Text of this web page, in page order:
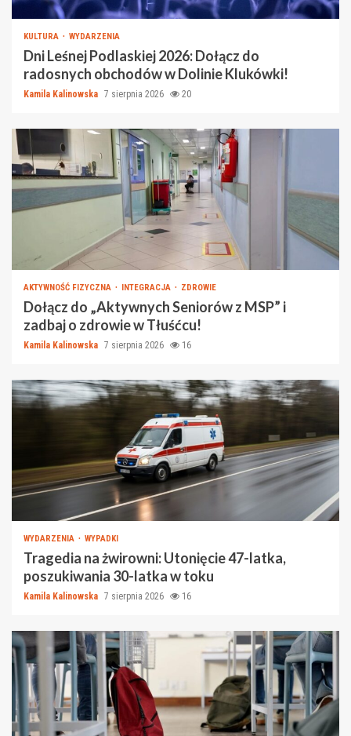
KULTURA WYDARZENIA
Dni Leśnej Podlaskiej 2026: Dołącz do
radosnych obchodów w Dolinie Klukówki!
Kamila Kalinowska 7 sierpnia 2026 20
AKTYWNOŚĆ FIZYCZNA INTEGRACJA ZDROWIE
Dołącz do „Aktywnych Seniorów z MSP” i
zadbaj o zdrowie w Tłuśćcu!
Kamila Kalinowska 7 sierpnia 2026 16
WYDARZENIA WYPADKI
Tragedia na żwirowni: Utonięcie 47-latka,
poszukiwania 30-latka w toku
Kamila Kalinowska 7 sierpnia 2026 16